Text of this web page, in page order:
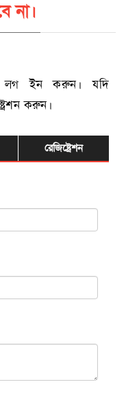
না।
লগ ইন করুন। যদি
করুন।
রেজিষ্ট্রেশন